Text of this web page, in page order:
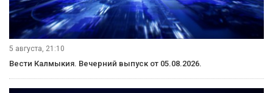
«Өрүнә һарц» от 06.08.2026.